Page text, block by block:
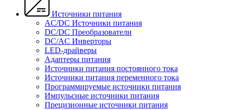
Источники питания
AC/DC Источники питания
DC/DC Преобразователи
DC/AC Инверторы
LED-драйверы
Адаптеры питания
Источники питания постоянного тока
Источники питания переменного тока
Программируемые источники питания
Импульсные источники питания
Прецизионные источники питания